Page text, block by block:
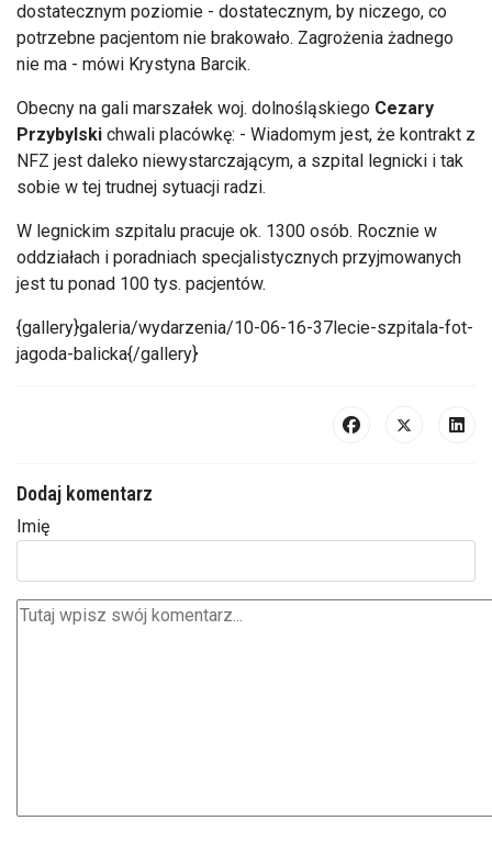
dostatecznym poziomie - dostatecznym, by niczego, co
potrzebne pacjentom nie brakowało. Zagrożenia żadnego
nie ma - mówi Krystyna Barcik.
Obecny na gali marszałek woj. dolnośląskiego Cezary
Przybylski chwali placówkę: - Wiadomym jest, że kontrakt z
NFZ jest daleko niewystarczającym, a szpital legnicki i tak
sobie w tej trudnej sytuacji radzi.
W legnickim szpitalu pracuje ok. 1300 osób. Rocznie w
oddziałach i poradniach specjalistycznych przyjmowanych
jest tu ponad 100 tys. pacjentów.
{gallery}galeria/wydarzenia/10-06-16-37lecie-szpitala-fot-
jagoda-balicka{/gallery}
Dodaj komentarz
Imię